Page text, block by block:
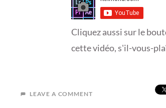
Cliquez aussi sur le
cette vidéo, s'il-vous-
LEAVE A COMMENT